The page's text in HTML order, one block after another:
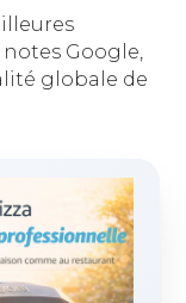
notes Google,
globale de